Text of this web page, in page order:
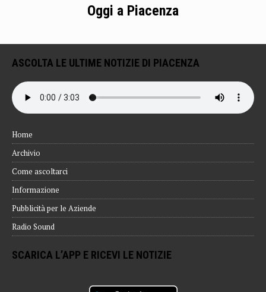
Oggi a Piacenza
ASCOLTA LE ULTIME NOTIZIE DI PIACENZA
Home
Archivio
Come ascoltarci
Informazione
Pubblicità per le Aziende
Radio Sound
SCARICA L’APP E RICEVI LE NOTIZIE